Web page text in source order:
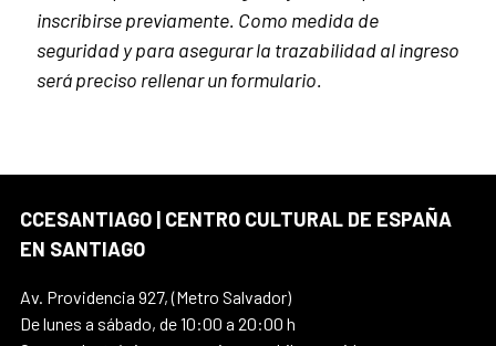
inscribirse previamente. Como medida de
seguridad y para asegurar la trazabilidad al ingreso
será preciso rellenar un formulario.
CCESANTIAGO | CENTRO CULTURAL DE ESPAÑA
EN SANTIAGO
Av. Providencia 927, (Metro Salvador)
De lunes a sábado, de 10:00 a 20:00 h